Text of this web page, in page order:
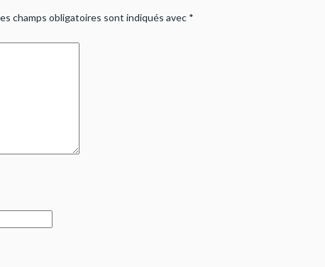
champs obligatoires sont indiqués avec *